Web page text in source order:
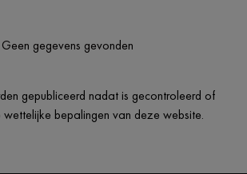
Geen gegevens gevonden
gepubliceerd nadat is gecontroleerd of
bepalingen van deze website.